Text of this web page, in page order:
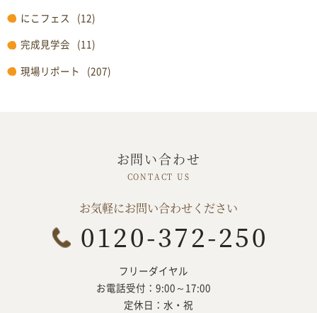
にこフェス
(12)
完成見学会 (11)
現場リポート
(207)
お問い合わせ
お気軽にお問い合わせください
フリーダイヤル
お電話受付：9:00～17:00
定休日：水・祝